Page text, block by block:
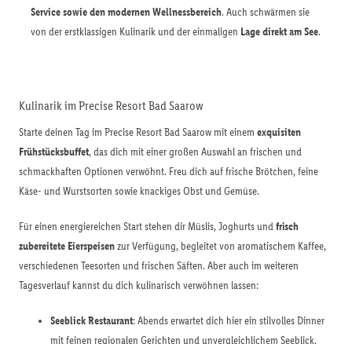
Service sowie den modernen Wellnessbereich. Auch schwärmen sie
von der erstklassigen Kulinarik und der einmaligen Lage direkt am See.
Kulinarik im Precise Resort Bad Saarow
Starte deinen Tag im Precise Resort Bad Saarow mit einem exquisiten
Frühstücksbuffet, das dich mit einer großen Auswahl an frischen und
schmackhaften Optionen verwöhnt. Freu dich auf frische Brötchen, feine
Käse- und Wurstsorten sowie knackiges Obst und Gemüse.
Für einen energiereichen Start stehen dir Müslis, Joghurts undfrisch
zubereitete Eierspeisenzur Verfügung, begleitet von aromatischem Kaffee,
verschiedenen Teesorten und frischen Säften. Aber auch im weiteren
Tagesverlauf kannst du dich kulinarisch verwöhnen lassen:
Seeblick Restaurant: Abends erwartet dich hier ein stilvolles Dinner
mit feinen regionalen Gerichten und unvergleichlichem Seeblick.